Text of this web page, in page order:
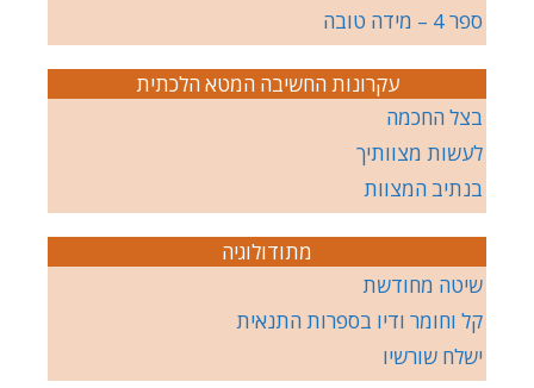
ספר 4 – מידה טובה
עקרונות החשיבה המטא הלכתית
בצל החכמה
לעשות מצוותיך
בנתיב המצוות
מתודולוגיה
שיטה מחודשת
קל וחומר ודיו בספרות התנאית
ישלח שורשיו